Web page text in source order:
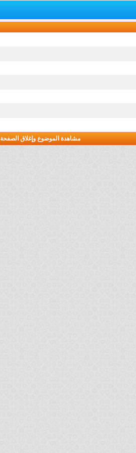
مشاهدة الموضوع وإغلاق الصفحة